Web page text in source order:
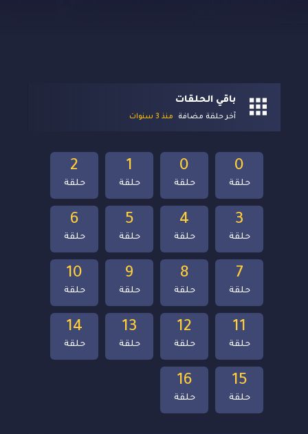
باقي الحلقات
آخر حلقة مضافة منذ 3 سنوات
16
حلقة
15
حلقة
14
حلقة
13
حلقة
12
حلقة
11
حلقة
10
حلقة
9
حلقة
8
حلقة
7
حلقة
6
حلقة
5
حلقة
4
حلقة
3
حلقة
2
حلقة
1
حلقة
0
حلقة
0
حلقة